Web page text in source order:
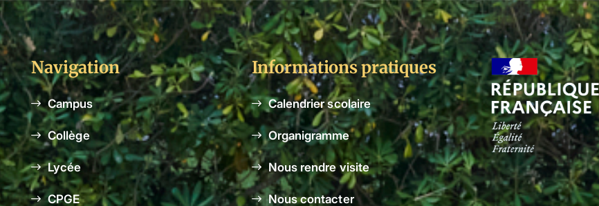
Navigation
Campus
Collège
Lycée
CPGE
Informations pratiques
Calendrier scolaire
Organigramme
Nous rendre visite
Nous contacter